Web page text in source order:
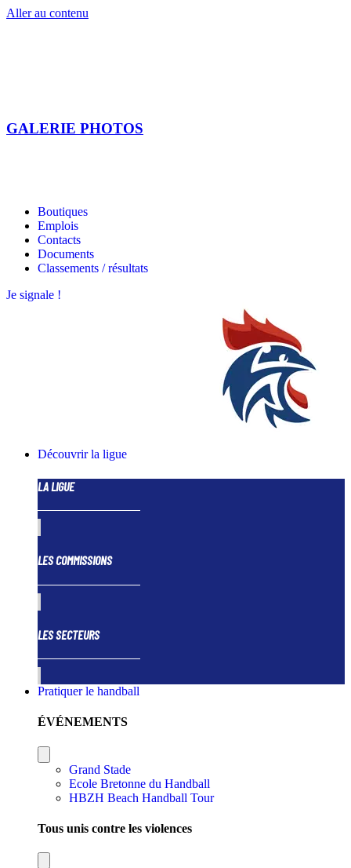
Aller au contenu
GALERIE PHOTOS
Boutiques
Emplois
Contacts
Documents
Classements / résultats
Je signale !
Découvrir la ligue
LA LIGUE
LES COMMISSIONS
LES SECTEURS
Pratiquer le handball
ÉVÉNEMENTS
Grand Stade
Ecole Bretonne du Handball
HBZH Beach Handball Tour
Tous unis contre les violences